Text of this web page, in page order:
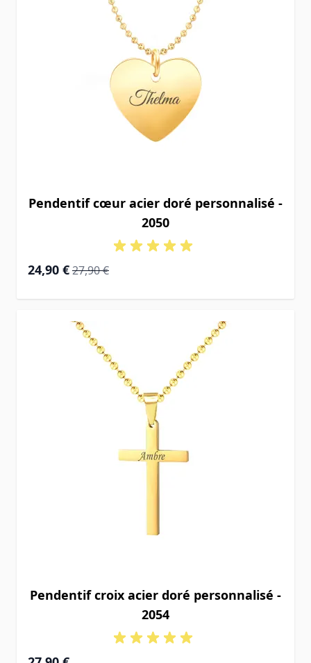
Pendentif cœur acier doré personnalisé -
2050
Prix Spécial
24,90 € Prix normal
27,90 €
Pendentif croix acier doré personnalisé -
2054